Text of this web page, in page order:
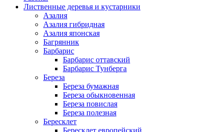
Лиственные деревья и кустарники
Азалия
Азалия гибридная
Азалия японская
Багрянник
Барбарис
Барбарис оттавский
Барбарис Тунберга
Береза
Береза бумажная
Береза обыкновенная
Береза повислая
Береза полезная
Бересклет